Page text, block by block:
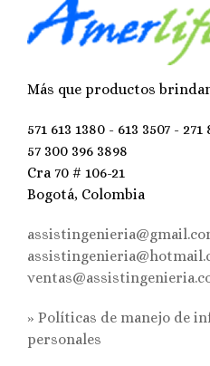
Más que productos
571 613 1380 - 613 3507 - 271
57 300 396 3898
Cra 70 # 106-21
Bogotá, Colombia
» Políticas de manejo de
personales